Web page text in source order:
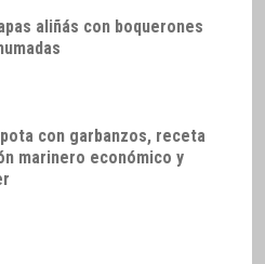
aliñás con boquerones
con garbanzos, receta
marinero económico y